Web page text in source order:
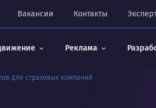
Вакансии Контакты
Реклама
для страховых компаний